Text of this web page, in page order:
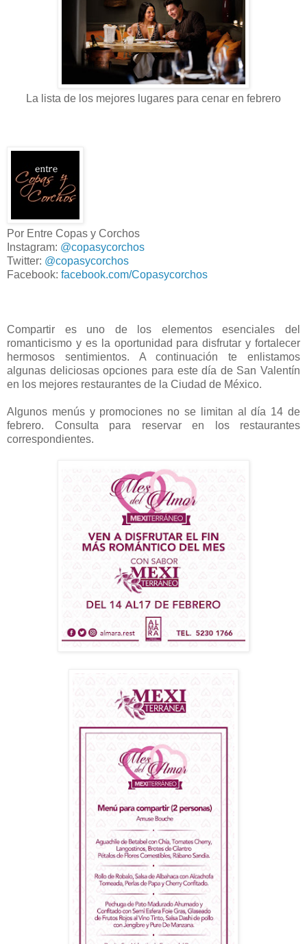
La lista de los mejores lugares para cenar en febrero
Por Entre Copas y Corchos
Instagram: @copasycorchos
Twitter: @copasycorchos
Facebook: facebook.com/Copasycorchos
Compartir es uno de los elementos esenciales del
romanticismo y es la oportunidad para disfrutar y fortalecer
hermosos sentimientos. A continuación te enlistamos
algunas deliciosas opciones para este día de San Valentín
en los mejores restaurantes de la Ciudad de México.
Algunos menús y promociones no se limitan al día 14 de
febrero. Consulta para reservar en los restaurantes
correspondientes.